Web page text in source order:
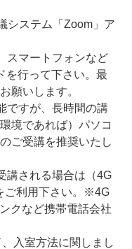
システム「Zoom」ア
スマートフォンなど
を行って下さい。最
願いします。
ですが、長時間の講
境であれば）パソコ
ご受講を推奨いたし
講される場合は（4G
ご利用下さい。※4G
クなど携帯電話会社
入室方法に関しまし